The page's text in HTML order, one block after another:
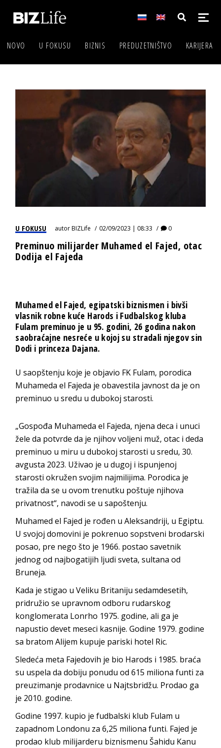
NOVO U FOKUSU BIZNIS PREDUZETNIŠTVO KARIJERA
U FOKUSU autorBIZLife 02/09/2023 | 08:33 0
Preminuo milijarder Muhamed el Fajed, otac
Dodija el Fajeda
Muhamed el Fajed, egipatski biznismen i bivši
vlasnik robne kuće Harods i Fudbalskog kluba
Fulam preminuo je u 95. godini, 26 godina nakon
saobraćajne nesreće u kojoj su stradali njegov sin
Dodi i princeza Dajana.
U saopštenju koje je objavio FK Fulam, porodica
Muhameda el Fajeda je obavestila javnost da je on
preminuo u sredu u dubokoj starosti.
„Gospođa Muhameda el Fajeda, njena deca i unuci
žele da potvrde da je njihov voljeni muž, otac i deda
preminuo u miru u dubokoj starosti u sredu, 30.
avgusta 2023. Uživao je u dugoj i ispunjenoj
starosti okružen svojim najmilijima. Porodica je
tražila da se u ovom trenutku poštuje njihova
privatnost“, navodi se u sapoštenju.
Muhamed el Fajed je rođen u Aleksandriji, u Egiptu.
U svojoj domovini je pokrenuo sopstveni brodarski
posao, pre nego što je 1966. postao savetnik
jednog od najbogatijih ljudi sveta, sultana od
Bruneja.
Kada je stigao u Veliku Britaniju sedamdesetih,
pridružio se upravnom odboru rudarskog
konglomerata Lonrho 1975. godine, ali ga je
napustio devet meseci kasnije. Godine 1979. godine
sa bratom Alijem kupuje pariski hotel Ric.
Sledeća meta Fajedovih je bio Harods i 1985. braća
su uspela da dobiju ponudu od 615 miliona funti za
preuzimanje prodavnice u Najtsbridžu. Prodao ga
je 2010. godine.
Godine 1997. kupio je fudbalski klub Fulam u
zapadnom Londonu za 6,25 miliona funti. Fajed je
prodao klub milijarderu biznismenu Šahidu Kanu